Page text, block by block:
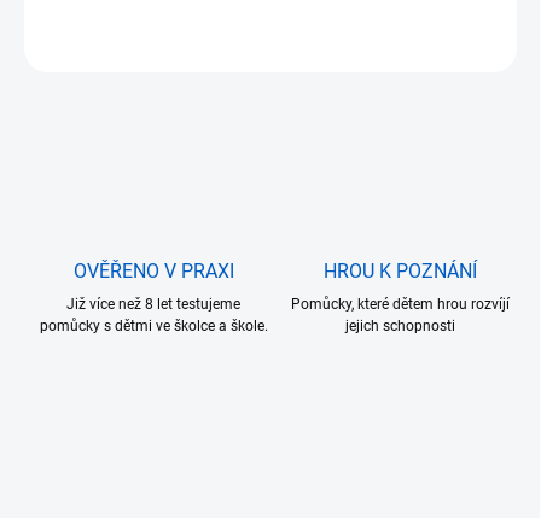
OVĚŘENO V PRAXI
Již více než 8 let testujeme
pomůcky s dětmi ve školce a škole.
HROU K POZNÁNÍ
Pomůcky, které dětem hrou rozvíjí
jejich schopnosti